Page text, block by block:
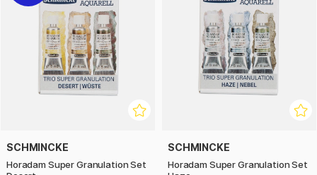
SCHMINCKE
Horadam Super Granulation Set
SCHMINCKE
Horadam Super Granulation Set